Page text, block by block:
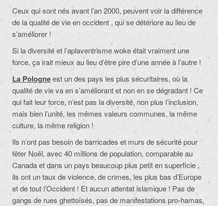
Ceux qui sont nés avant l’an 2000, peuvent voir la différence
de la qualité de vie en occident , qui se détériore au lieu de
s’améliorer !
Si la diversité et l’aplaventrisme woke était vraiment une
force, ça irait mieux au lieu d’être pire d’une année à l’autre !
La Pologneest un des pays les plus sécuritaires, où la
qualité de vie va en s’améliorant et non en se dégradant ! Ce
qui fait leur force, n’est pas la diversité, non plus l’inclusion,
mais bien l’unité, les mêmes valeurs communes, la même
culture, la même religion !
Ils n’ont pas besoin de barricades et murs de sécurité pour
fêter Noël, avec 40 millions de population, comparable au
Canada et dans un pays beaucoup plus petit en superficie ,
ils ont un taux de violence, de crimes, les plus bas d’Europe
et de tout l’Occident ! Et aucun attentat islamique ! Pas de
gangs de rues ghettoïsés, pas de manifestations pro-hamas,